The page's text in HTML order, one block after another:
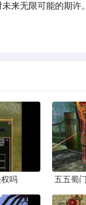
来无限可能的期
吗 五五蜀